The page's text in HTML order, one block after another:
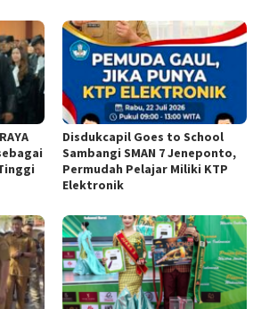
Disdukcapil Goes to School
Sambangi SMAN 7 Jeneponto,
Permudah Pelajar Miliki KTP
Elektronik